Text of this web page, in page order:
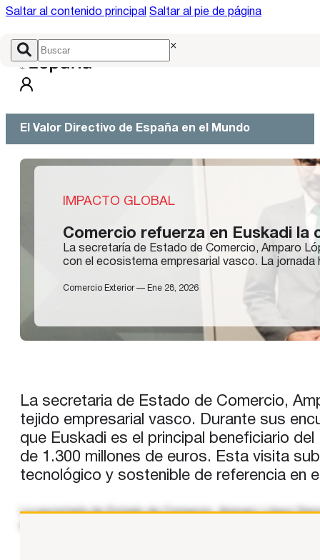
Saltar al contenido principal Saltar al pie de página
×
El Valor Directivo de España en el Mundo
IMPACTO GLOBAL
Comercio refuerza en Euskadi la
La secretaría de Estado de Comercio, Amparo
con el ecosistema empresarial vasco. La
Comercio Exterior — Ene 28, 2026
La secretaria de Estado de Comercio,
tejido empresarial vasco. Durante sus
que Euskadi es el principal beneficiario
de 1.300 millones de euros. Esta visita
tecnológico y sostenible de referencia en
La secretaría de Estado de Comercio, Amparo López